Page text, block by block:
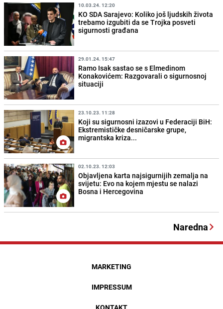
10.03.24. 12:20
KO SDA Sarajevo: Koliko još ljudskih života
trebamo izgubiti da se Trojka posveti
sigurnosti građana
29.01.24. 15:47
Ramo Isak sastao se s Elmedinom
Konakovićem: Razgovarali o sigurnosnoj
situaciji
23.10.23. 11:28
Koji su sigurnosni izazovi u Federaciji BiH:
Ekstremističke desničarske grupe,
migrantska kriza...
02.10.23. 12:03
Objavljena karta najsigurnijih zemalja na
svijetu: Evo na kojem mjestu se nalazi
Bosna i Hercegovina
Naredna
MARKETING
IMPRESSUM